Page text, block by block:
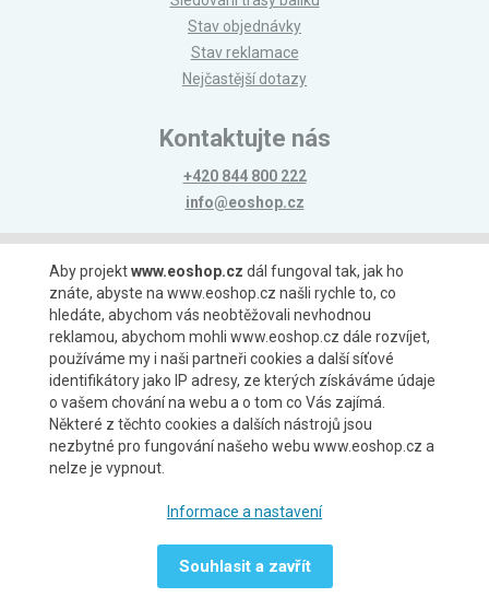
Stav objednávky
Stav reklamace
Nejčastější dotazy
Kontaktujte nás
+420 844 800 222
info@eoshop.cz
Možnosti platby
Možnosti dopravy
Aby projektwww.eoshop.cz dál fungoval tak, jak ho
znáte, abyste na www.eoshop.cz našli rychle to, co
hledáte, abychom vás neobtěžovali nevhodnou
reklamou, abychom mohli www.eoshop.cz dále rozvíjet,
používáme my i naši partneři cookies a další síťové
identifikátory jako IP adresy, ze kterých získáváme údaje
o vašem chování na webu a o tom co Vás zajímá.
Některé z těchto cookies a dalších nástrojů jsou
nezbytné pro fungování našeho webu www.eoshop.cz a
nelze je vypnout.
Informace a nastavení
Souhlasit a zavřít